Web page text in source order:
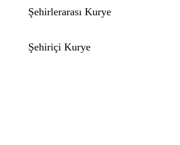
Şehirlerarası Kurye
Şehiriçi Kurye